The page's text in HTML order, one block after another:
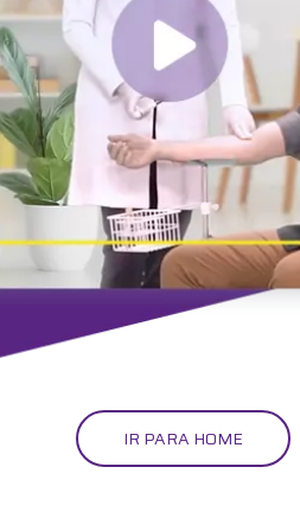
IR PARA HOME